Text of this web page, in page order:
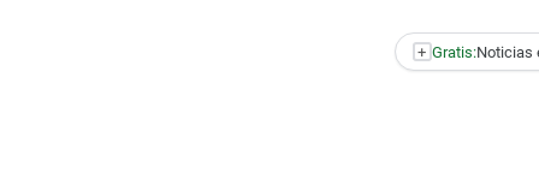
+ Gratis:Noticias